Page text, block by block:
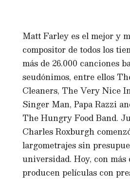
Matt Farley es el mejor y
compositor de todos los
más de 26.000 canciones
seudónimos, entre ellos
Cleaners, The Very Nice
Singer Man, Papa Razzi
The Hungry Food Band.
Charles Roxburgh
largometrajes sin
universidad. Hoy, con más
producen películas con